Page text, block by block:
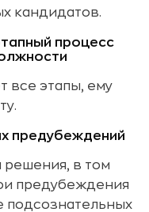
кандидатов.
процесс
все этапы, ему
предубеждений
решения, в том
предубеждения
подсознательных